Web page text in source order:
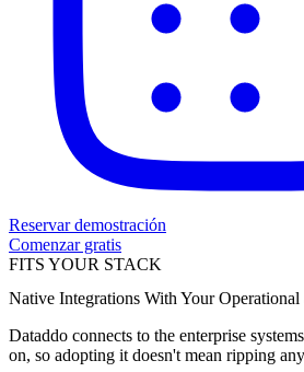
Reservar demostración
Comenzar gratis
FITS YOUR STACK
Native Integrations With Your Operational
Dataddo connects to the enterprise
on, so adopting it doesn't mean ripping